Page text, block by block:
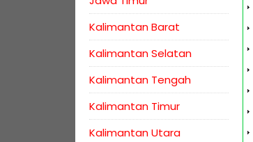
Kalimantan Barat
Kalimantan Selatan
Kalimantan Tengah
Kalimantan Timur
Kalimantan Utara